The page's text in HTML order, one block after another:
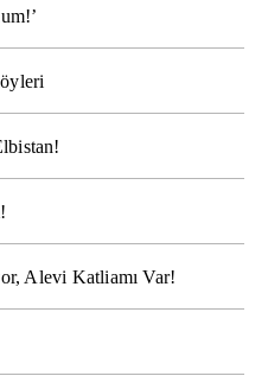
Alevi Katliamı Var!